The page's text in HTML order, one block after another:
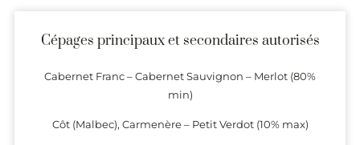
Cépages principaux et secondaires autorisés
Cabernet Franc – Cabernet Sauvignon – Merlot (80%
min)
Côt (Malbec), Carmenère – Petit Verdot (10% max)